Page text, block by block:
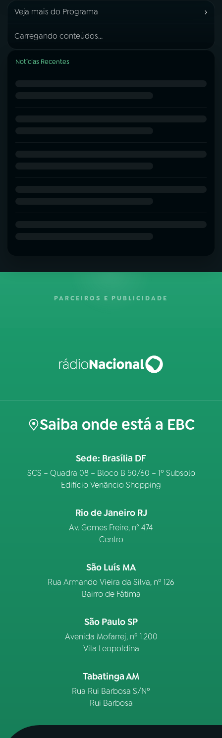
Veja mais do Programa ›
Carregando conteúdos...
Notícias Recentes
PARCEIROS E PUBLICIDADE
Saiba onde está a EBC
Sede: Brasília DF
SCS – Quadra 08 – Bloco B 50/60 – 1º Subsolo
Edifício Venâncio Shopping
Rio de Janeiro RJ
Av. Gomes Freire, n° 474
Centro
São Luís MA
Rua Armando Vieira da Silva, nº 126
Bairro de Fátima
São Paulo SP
Avenida Mofarrej, nº 1.200
Vila Leopoldina
Tabatinga AM
Rua Rui Barbosa S/Nº
Rui Barbosa